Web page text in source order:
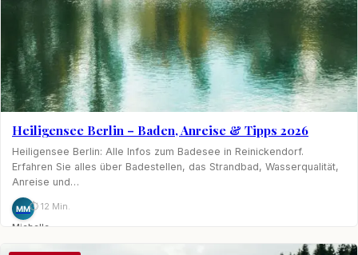
Heiligensee Berlin – Baden, Anreise & Tipps 2026
Heiligensee Berlin: Alle Infos zum Badesee in Reinickendorf.
Erfahren Sie alles über Badestellen, das Strandbad, Wasserqualität,
Anreise und…
MM
Michelle
⏱ 12 Min.